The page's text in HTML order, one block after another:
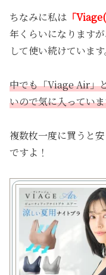
ちなみに私は 「
年くらいになります
して使い続けています
中でも「Viage Air」
いので気に入ってい
複数枚一度に買うと
ですよ！